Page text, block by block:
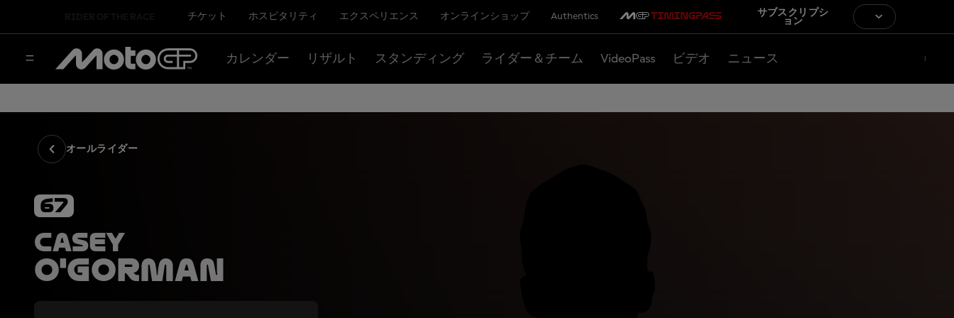
チケット ホスピタリティ エクスペリエンス オンラインショップ Authentics
サブスクリプシ
ョン
カレンダー リザルト スタンディング ライダー＆チーム VideoPass ビデオ ニュース
オールライダー
67
Casey
O'Gorman